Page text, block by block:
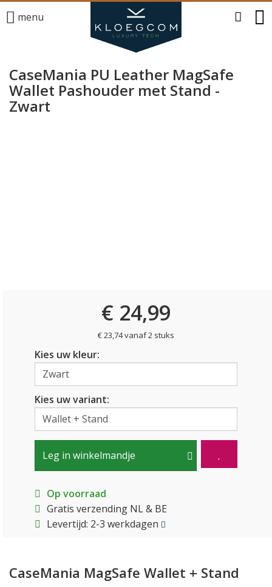
menu
CaseMania PU Leather MagSafe
Wallet Pashouder met Stand -
Zwart
€ 24,99
€ 23,74 vanaf 2 stuks
Kies uw kleur:
Kies uw variant:
Leg in winkelmandje
Op voorraad
Gratis verzending NL & BE
Levertijd: 2-3 werkdagen
CaseMania MagSafe Wallet + Stand